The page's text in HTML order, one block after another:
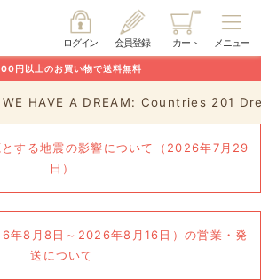
メニュー
カート
会員登録
ログイン
円以上のお買い物で送料無料
WE HAVE A DREAM: Countries 201
する地震の影響について（2026年7月29
日）
年8月8日～2026年8月16日）の営業・発
送について